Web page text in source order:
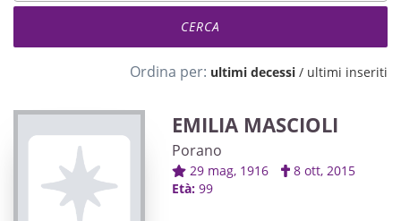
Ordina per: ultimi decessi / ultimi inseriti
EMILIA MASCIOLI
Porano
29 mag, 1916
8 ott, 2015
Età: 99